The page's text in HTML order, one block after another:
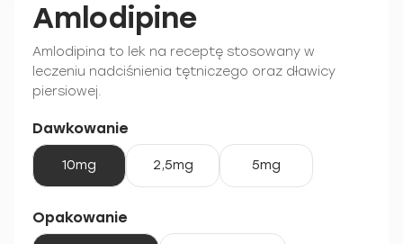
Amlodipine
Amlodipina to lek na receptę stosowany w
leczeniu nadciśnienia tętniczego oraz dławicy
piersiowej.
Dawkowanie
10mg 2,5mg 5mg
Opakowanie